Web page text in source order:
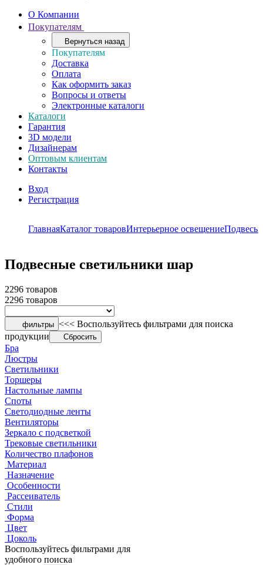
О Компании
Покупателям
Вернуться назад
Покупателям
Доставка
Оплата
Как оформить заказ
Вопросы и ответы
Электронные каталоги
Каталоги
Гарантия
3D модели
Дизайнерам
Оптовым клиентам
Контакты
Вход
Регистрация
ГлавнаяКаталог товаровИнтерьерное освещениеПодвесы
Подвесные светильники шар
2296 товаров
2296 товаров
фильтры <<< Воспользуйтесь фильтрами для поиска
продукции
Сбросить
Бра
Люстры
Светильники
Торшеры
Настольные лампы
Споты
Светодиодные ленты
Вентиляторы
Зеркало с подсветкой
Трековые светильники
Количество плафонов
Материал
Назначение
Особенности
Рассеиватель
Стили
Форма
Цвет
Цоколь
Воспользуйтесь фильтрами для
удобного поиска